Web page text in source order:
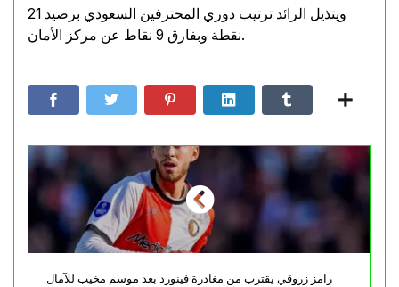
ويتذيل الرائد ترتيب دوري المحترفين السعودي برصيد 21
نقطة وبفارق 9 نقاط عن مركز الأمان.
رامز زروقي يقترب من مغادرة فينورد بعد موسم مخيب للآمال